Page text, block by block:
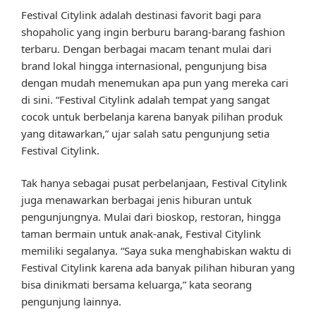
Festival Citylink adalah destinasi favorit bagi para
shopaholic yang ingin berburu barang-barang fashion
terbaru. Dengan berbagai macam tenant mulai dari
brand lokal hingga internasional, pengunjung bisa
dengan mudah menemukan apa pun yang mereka cari
di sini. “Festival Citylink adalah tempat yang sangat
cocok untuk berbelanja karena banyak pilihan produk
yang ditawarkan,” ujar salah satu pengunjung setia
Festival Citylink.
Tak hanya sebagai pusat perbelanjaan, Festival Citylink
juga menawarkan berbagai jenis hiburan untuk
pengunjungnya. Mulai dari bioskop, restoran, hingga
taman bermain untuk anak-anak, Festival Citylink
memiliki segalanya. “Saya suka menghabiskan waktu di
Festival Citylink karena ada banyak pilihan hiburan yang
bisa dinikmati bersama keluarga,” kata seorang
pengunjung lainnya.